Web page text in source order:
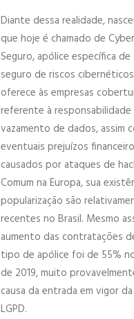
Diante dessa realidade,
que hoje é chamado de Cyber
Seguro, apólice específica de
seguro de riscos
oferece às empresas
referente à
vazamento de dados, assim
eventuais prejuízos
causados por ataques de
Comum na Europa, sua
popularização são
recentes no Brasil. Mesmo
aumento das contratações
tipo de apólice foi de 55%
de 2019, muito
causa da entrada em vigor da
LGPD.